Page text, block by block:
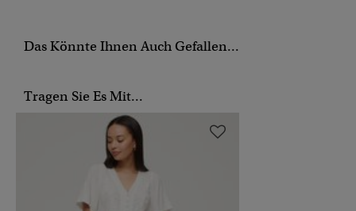
Das Könnte Ihnen Auch Gefallen...
Tragen Sie Es Mit...